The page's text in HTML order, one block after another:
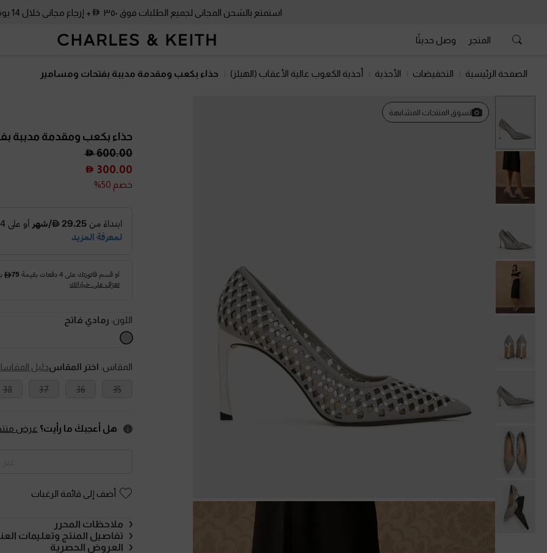
استمتع بالشحن المجاني لجميع الطلبات فوق ٣٥٠ + إرجاع مجاني خلال 14 يومًا!
المتجر وصل حديثًا
الصفحة الرئيسية التخفيضات الأحذية أحذية الكعوب عالية الأعقاب (الهيلز) حذاء بكعب ومقدمة مدببة بفتحات ومسامير
تسوق المنتجات المشابهة
حذاء بكعب ومقدمة مدببة
600.00
300.00
خصم 50%
اللون: رمادي فاتح
المقاس: اختر المقاسدليل
35
36
37
38
هل أعجبكَ ما رأيت؟ عرض
أضف إلى قائمة الرغبات
ملاحظات المحرر
تفاصيل المنتج وتعليمات
العروض الحصرية